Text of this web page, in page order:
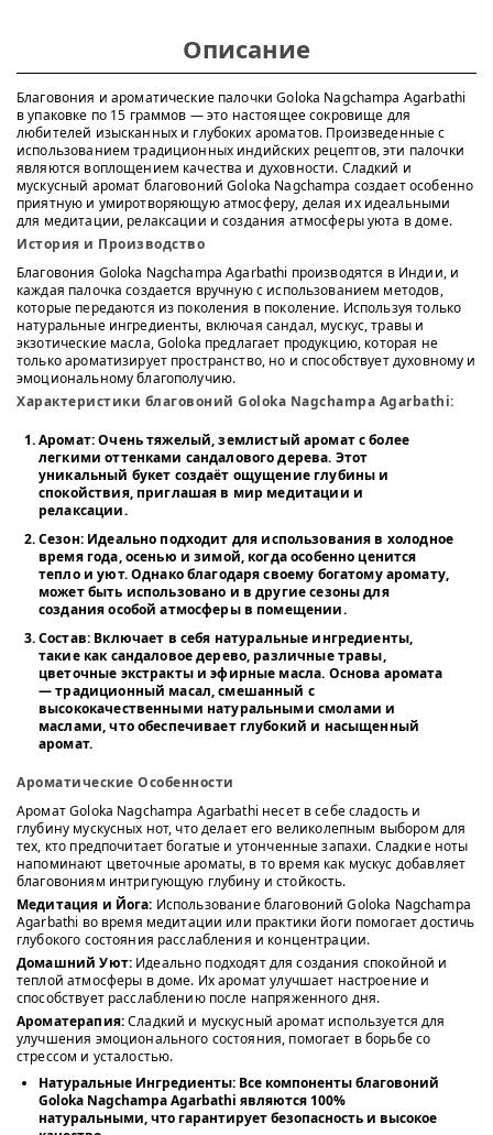
Описание
Благовония и ароматические палочки Goloka Nagchampa Agarbathi
в упаковке по 15 граммов — это настоящее сокровище для
любителей изысканных и глубоких ароматов. Произведенные с
использованием традиционных индийских рецептов, эти палочки
являются воплощением качества и духовности. Сладкий и
мускусный аромат благовоний Goloka Nagchampa создает особенно
приятную и умиротворяющую атмосферу, делая их идеальными
для медитации, релаксации и создания атмосферы уюта в доме.
История и Производство
Благовония Goloka Nagchampa Agarbathi производятся в Индии, и
каждая палочка создается вручную с использованием методов,
которые передаются из поколения в поколение. Используя только
натуральные ингредиенты, включая сандал, мускус, травы и
экзотические масла, Goloka предлагает продукцию, которая не
только ароматизирует пространство, но и способствует духовному и
эмоциональному благополучию.
Характеристики благовоний Goloka Nagchampa Agarbathi:
Аромат:Очень тяжелый, землистый аромат с более
легкими оттенками сандалового дерева. Этот
уникальный букет создаёт ощущение глубины и
спокойствия, приглашая в мир медитации и
релаксации.
Сезон:Идеально подходит для использования в холодное
время года, осенью и зимой, когда особенно ценится
тепло и уют. Однако благодаря своему богатому аромату,
может быть использовано и в другие сезоны для
создания особой атмосферы в помещении.
Состав: Включает в себя натуральные ингредиенты,
такие как сандаловое дерево, различные травы,
цветочные экстракты и эфирные масла. Основа аромата
— традиционный масал, смешанный с
высококачественными натуральными смолами и
маслами, что обеспечивает глубокий и насыщенный
аромат.
Ароматические Особенности
Аромат Goloka Nagchampa Agarbathi несет в себе сладость и
глубину мускусных нот, что делает его великолепным выбором для
тех, кто предпочитает богатые и утонченные запахи. Сладкие ноты
напоминают цветочные ароматы, в то время как мускус добавляет
благовониям интригующую глубину и стойкость.
Медитация и Йога: Использование благовоний Goloka Nagchampa
Agarbathi во время медитации или практики йоги помогает достичь
глубокого состояния расслабления и концентрации.
Домашний Уют:Идеально подходят для создания спокойной и
теплой атмосферы в доме. Их аромат улучшает настроение и
способствует расслаблению после напряженного дня.
Ароматерапия:Сладкий и мускусный аромат используется для
улучшения эмоционального состояния, помогает в борьбе со
стрессом и усталостью.
Натуральные Ингредиенты: Все компоненты благовоний
Goloka Nagchampa Agarbathi являются 100%
натуральными, что гарантирует безопасность и высокое